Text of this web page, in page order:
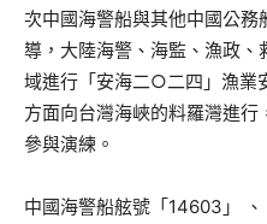
次中國海警船與其他中國公
導，大陸海警、海監、漁政
域進行「安海二○二四」漁業
方面向台灣海峽的料羅灣進行
參與演練。
中國海警船舷號「14603」